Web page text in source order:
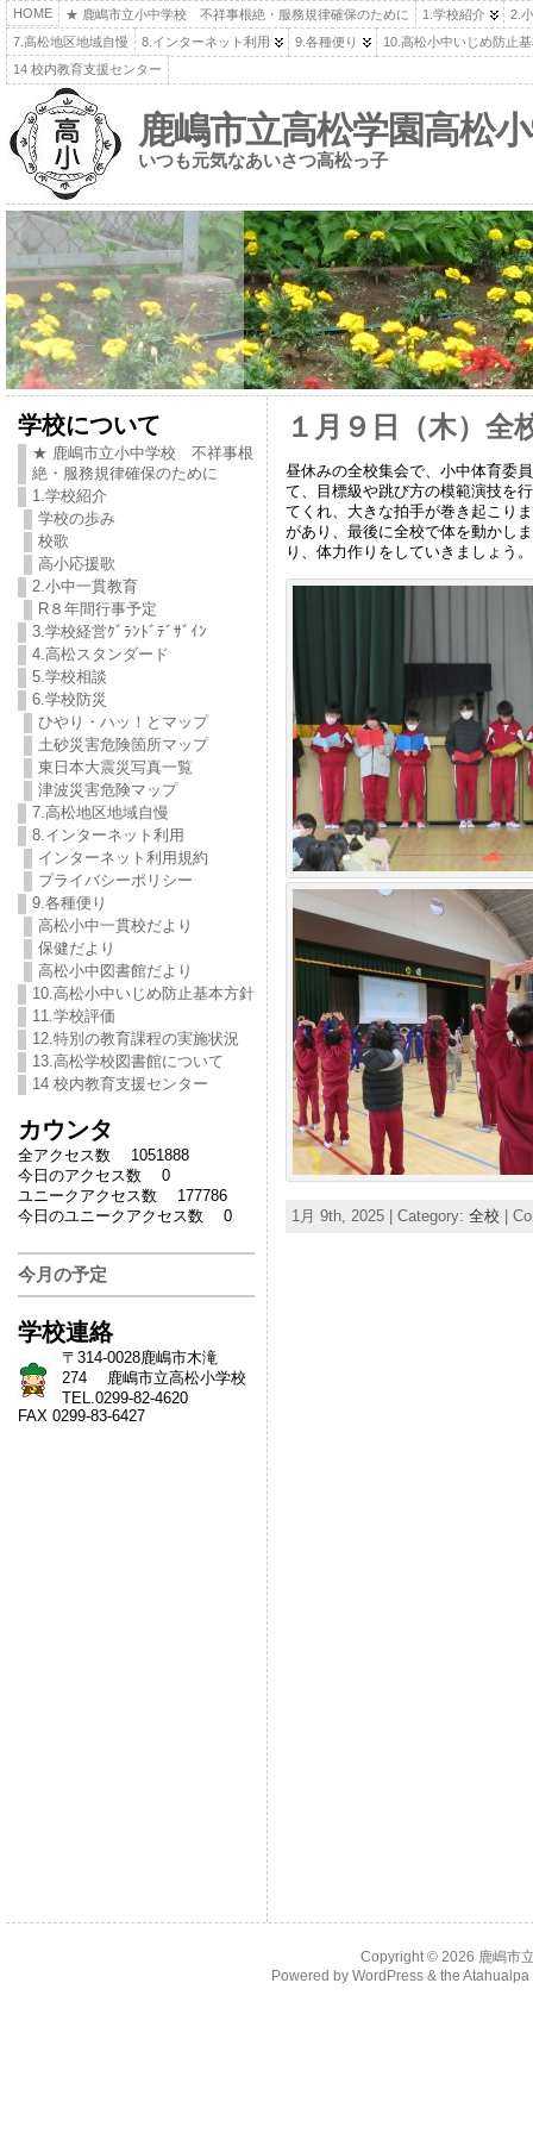
HOME ★ 鹿嶋市立小中学校 不祥事根絶・服務規律確保のために 1.学校紹介
2.
7.高松地区地域自慢
8.インターネット利用 9.各種便り
10.高松小中いじめ防止
14 校内教育支援センター
鹿嶋市立高松学園高松
いつも元気なあいさつ高松っ子
学校について
★ 鹿嶋市立小中学校 不祥事根
絶・服務規律確保のために
1.学校紹介
学校の歩み
校歌
高小応援歌
2.小中一貫教育
R８年間行事予定
3.学校経営ｸﾞﾗﾝﾄﾞﾃﾞｻﾞｲﾝ
4.高松スタンダード
5.学校相談
6.学校防災
ひやり・ハッ！とマップ
土砂災害危険箇所マップ
東日本大震災写真一覧
津波災害危険マップ
7.高松地区地域自慢
8.インターネット利用
インターネット利用規約
プライバシーポリシー
9.各種便り
高松小中一貫校だより
保健だより
高松小中図書館だより
10.高松小中いじめ防止基本方針
11.学校評価
12.特別の教育課程の実施状況
13.高松学校図書館について
14 校内教育支援センター
カウンタ
全アクセス数 1051888
今日のアクセス数 0
ユニークアクセス数 177786
今日のユニークアクセス数 0
今月の予定
学校連絡
〒314-0028鹿嶋市木滝
274 鹿嶋市立高松小学校
TEL.0299-82-4620
FAX 0299-83-6427
１月９日（木）全
昼休みの全校集会で、小中体育委
て、目標級や跳び方の模範演技を
てくれ、大きな拍手が巻き起こり
があり、最後に全校で体を動かし
り、体力作りをしていきましょう。
1月 9th, 2025 | Category: 全校
Copyright © 2026 鹿嶋市
Powered by WordPress& the Atahualpa